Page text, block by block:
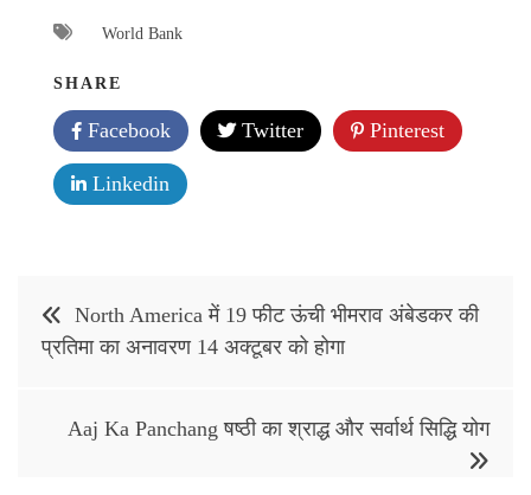
World Bank
SHARE
Facebook Twitter Pinterest
Linkedin
Post
navigation
North America में 19 फीट ऊंची भीमराव अंबेडकर की
प्रतिमा का अनावरण 14 अक्‍टूबर को होगा
Aaj Ka Panchang षष्ठी का श्राद्ध और सर्वार्थ सिद्धि योग